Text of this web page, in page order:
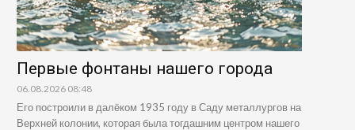
Первые фонтаны нашего города
06.08.2026 08:48
Его построили в далёком 1935 году в Саду металлургов на
Верхней колонии, которая была тогдашним центром нашего